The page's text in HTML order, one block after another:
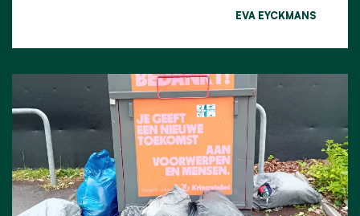
EVA EYCKMANS